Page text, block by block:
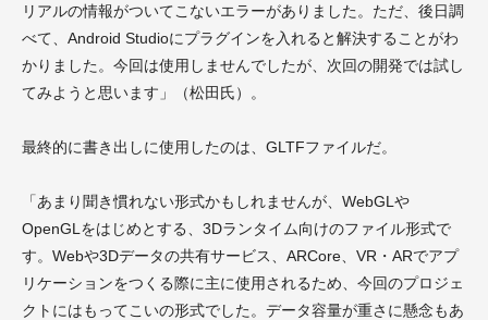
リアルの情報がついてこないエラーがありました。ただ、後日調
べて、Android Studioにプラグインを入れると解決することがわ
かりました。今回は使用しませんでしたが、次回の開発では試し
てみようと思います」（松田氏）。
最終的に書き出しに使用したのは、GLTFファイルだ。
「あまり聞き慣れない形式かもしれませんが、WebGLや
OpenGLをはじめとする、3Dランタイム向けのファイル形式で
す。Webや3Dデータの共有サービス、ARCore、VR・ARでアプ
リケーションをつくる際に主に使用されるため、今回のプロジェ
クトにはもってこいの形式でした。データ容量が重さに懸念もあ